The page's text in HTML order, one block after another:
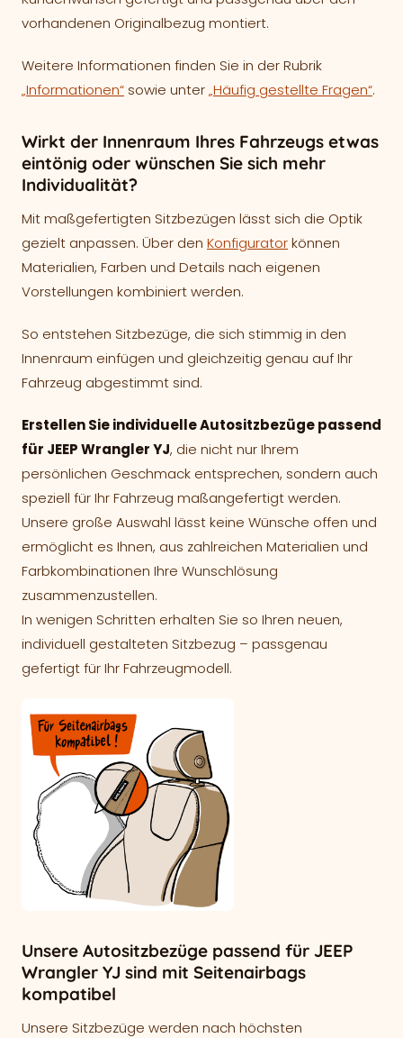
vorhandenen Originalbezug montiert.
Weitere Informationen finden Sie in der Rubrik
„Informationen“ sowie unter„Häufig gestellte Fragen“.
Wirkt der Innenraum Ihres Fahrzeugs etwas
eintönig oder wünschen Sie sich mehr
Individualität?
Mit maßgefertigten Sitzbezügen lässt sich die Optik
gezielt anpassen. Über den Konfiguratorkönnen
Materialien, Farben und Details nach eigenen
Vorstellungen kombiniert werden.
So entstehen Sitzbezüge, die sich stimmig in den
Innenraum einfügen und gleichzeitig genau auf Ihr
Fahrzeug abgestimmt sind.
Erstellen Sie individuelle Autositzbezüge passend
für JEEP Wrangler YJ, die nicht nur Ihrem
persönlichen Geschmack entsprechen, sondern auch
speziell für Ihr Fahrzeug maßangefertigt werden.
Unsere große Auswahl lässt keine Wünsche offen und
ermöglicht es Ihnen, aus zahlreichen Materialien und
Farbkombinationen Ihre Wunschlösung
zusammenzustellen.
In wenigen Schritten erhalten Sie so Ihren neuen,
individuell gestalteten Sitzbezug – passgenau
gefertigt für Ihr Fahrzeugmodell.
Unsere Autositzbezüge passend für JEEP
Wrangler YJ sind mit Seitenairbags
kompatibel
Unsere Sitzbezüge werden nach höchsten